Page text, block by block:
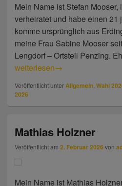
Mein Name ist Stefan Mooser,
verheiratet und habe einen 21
komme ursprünglich aus
meine Frau Sabine Mooser
Lengdorf – Ortsteil Penzing.
Stefan Mooser
weiterlesen→
Veröffentlicht unterAllgemein Wahl
2026
Mathias Holzner
Veröffentlicht am 2. Februar 2026 von
Mein Name ist Mathias